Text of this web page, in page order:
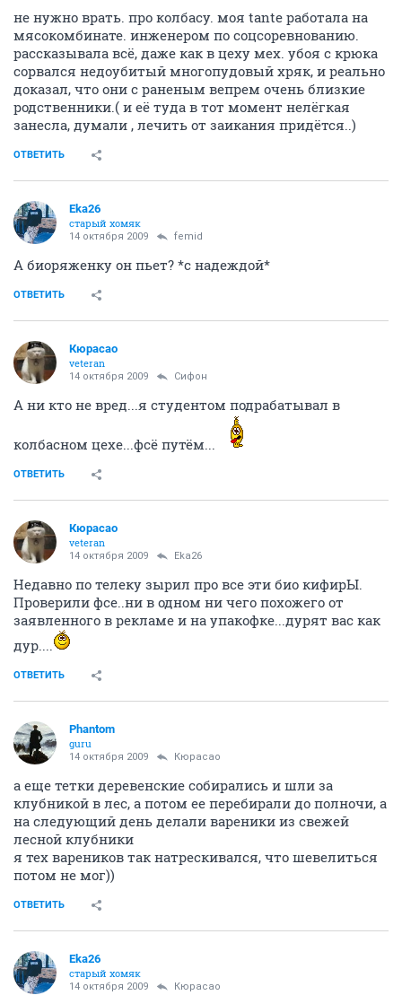
не нужно врать. про колбасу. моя tante работала на
мясокомбинате. инженером по соцсоревнованию.
рассказывала всё, даже как в цеху мех. убоя с крюка
сорвался недоубитый многопудовый хряк, и реально
доказал, что они с раненым вепрем очень близкие
родственники.( и её туда в тот момент нелёгкая
занесла, думали , лечить от заикания придётся..)
ОТВЕТИТЬ
Eka26
старый хомяк
14 октября 2009 femid
А биоряженку он пьет? *с надеждой*
ОТВЕТИТЬ
Кюрасао
veteran
14 октября 2009 Сифон
А ни кто не вред...я студентом подрабатывал в
колбасном цехе...фсё путём...
ОТВЕТИТЬ
Кюрасао
veteran
14 октября 2009 Eka26
Недавно по телеку зырил про все эти био кифирЫ.
Проверили фсе..ни в одном ни чего похожего от
заявленного в рекламе и на упакофке...дурят вас как
дур....
ОТВЕТИТЬ
Phantom
guru
14 октября 2009 Кюрасао
а еще тетки деревенские собирались и шли за
клубникой в лес, а потом ее перебирали до полночи, а
на следующий день делали вареники из свежей
лесной клубники
я тех вареников так натрескивался, что шевелиться
потом не мог))
ОТВЕТИТЬ
Eka26
старый хомяк
14 октября 2009 Кюрасао